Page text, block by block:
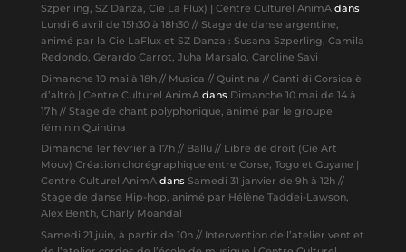
Szperling, SZ Danza, Cie La Flux) | Centre Culturel AnimAdans
Lundi 6 avril de 15h30 à 18h30 // Stage de danse argentine,
animé par la Cie LaFlux et SZ Danza : Susana Szperling, Camila
Redondo, Gerardo Carrot, Juha Marsalo, Caroline Savi
Dimanche 10 mai à 18h // Musica // Quintina // Canti di Corsica è
d’altrò | Centre Culturel AnimAdans Dimanche 10 mai de 14 à
17h // Stage de chant polyphonique, animé par le groupe
féminin Quintina
Dimanche 1er février à 17h // Ballu // Libre de droit (Cie Art
Mouv) Création chorégraphique entre Corse, Togo et Guyane |
Centre Culturel AnimAdans Samedi 31 janvier de 9h à 12h //
Stage de danse Hip-hop, animé par Hélène Taddei-Lawson,
Alex Benth, Charly Moandal
Samedi 21 juin, à partir de 10h // Intervention de l’atelier vent et